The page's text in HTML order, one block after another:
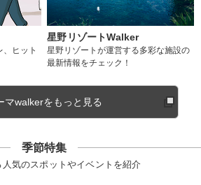
ヒット
星野リゾートWalker
星野リゾートが運営する多彩な施設の
最新情報をチェック！
マwalkerをもっと見る
季節特集
気のスポットやイベントを紹介